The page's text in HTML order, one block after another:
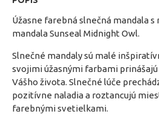
Úžasne farebná slnečná mandala
mandala Sunseal Midnight Owl.
Slnečné mandaly sú malé
svojimi úžasnými farbami
Vášho života. Slnečné lúče
pozitívne naladia a roztancujú
farebnými svetielkami.